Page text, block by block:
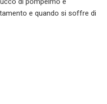
e quando si soffre di